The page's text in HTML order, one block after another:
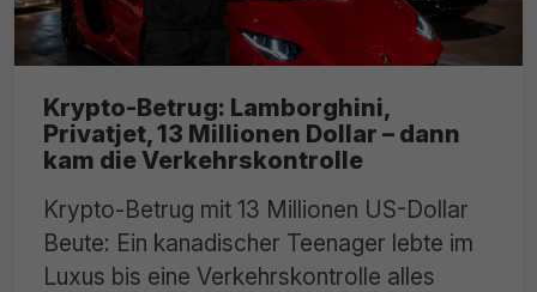
Krypto-Betrug: Lamborghini,
Privatjet, 13 Millionen Dollar – dann
kam die Verkehrskontrolle
Krypto-Betrug mit 13 Millionen US-Dollar
Beute: Ein kanadischer Teenager lebte im
Luxus bis eine Verkehrskontrolle alles